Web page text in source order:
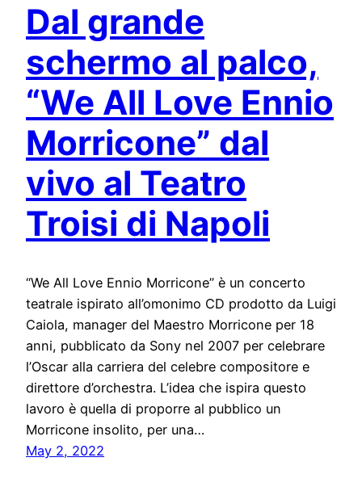
Dal grande
schermo al palco,
“We All Love Ennio
Morricone” dal
vivo al Teatro
Troisi di Napoli
“We All Love Ennio Morricone” è un concerto
teatrale ispirato all’omonimo CD prodotto da Luigi
Caiola, manager del Maestro Morricone per 18
anni, pubblicato da Sony nel 2007 per celebrare
l’Oscar alla carriera del celebre compositore e
direttore d’orchestra. L’idea che ispira questo
lavoro è quella di proporre al pubblico un
Morricone insolito, per una…
May 2, 2022